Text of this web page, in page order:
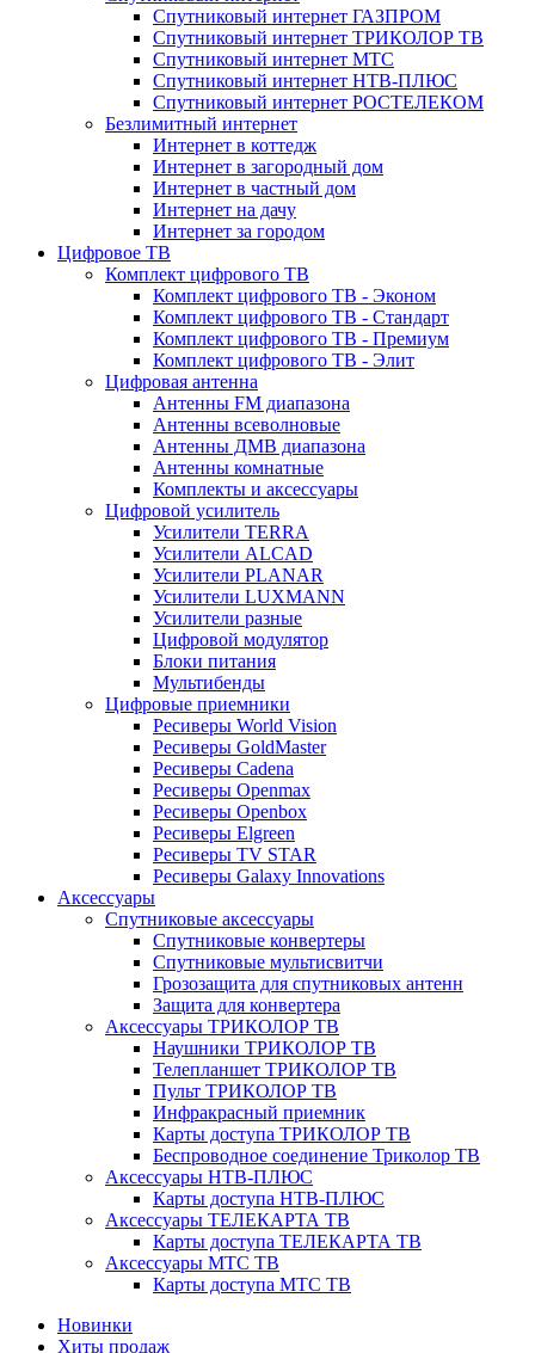
Спутниковый интернет ГАЗПРОМ
Спутниковый интернет ТРИКОЛОР ТВ
Спутниковый интернет МТС
Спутниковый интернет НТВ-ПЛЮС
Спутниковый интернет РОСТЕЛЕКОМ
Безлимитный интернет
Интернет в коттедж
Интернет в загородный дом
Интернет в частный дом
Интернет на дачу
Интернет за городом
Цифровое ТВ
Комплект цифрового ТВ
Комплект цифрового ТВ - Эконом
Комплект цифрового ТВ - Стандарт
Комплект цифрового ТВ - Премиум
Комплект цифрового ТВ - Элит
Цифровая антенна
Антенны FM диапазона
Антенны всеволновые
Антенны ДМВ диапазона
Антенны комнатные
Комплекты и аксессуары
Цифровой усилитель
Усилители TERRA
Усилители ALCAD
Усилители PLANAR
Усилители LUXMANN
Усилители разные
Цифровой модулятор
Блоки питания
Мультибенды
Цифровые приемники
Ресиверы World Vision
Ресиверы GoldMaster
Ресиверы Cadena
Ресиверы Openmax
Ресиверы Openbox
Ресиверы Elgreen
Ресиверы TV STAR
Ресиверы Galaxy Innovations
Аксессуары
Спутниковые аксессуары
Спутниковые конвертеры
Спутниковые мультисвитчи
Грозозащита для спутниковых антенн
Защита для конвертера
Аксессуары ТРИКОЛОР ТВ
Наушники ТРИКОЛОР ТВ
Телепланшет ТРИКОЛОР ТВ
Пульт ТРИКОЛОР ТВ
Инфракрасный приемник
Карты доступа ТРИКОЛОР ТВ
Беспроводное соединение Триколор ТВ
Аксессуары НТВ-ПЛЮС
Карты доступа НТВ-ПЛЮС
Аксессуары ТЕЛЕКАРТА ТВ
Карты доступа ТЕЛЕКАРТА ТВ
Аксессуары МТС ТВ
Карты доступа МТС ТВ
Новинки
Хиты продаж